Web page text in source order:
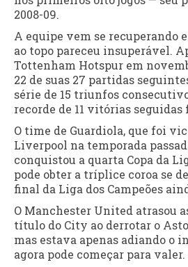
2008-09.
A equipe vem se recuperando
ao topo pareceu insuperável.
Tottenham Hotspur em
22 de suas 27 partidas
série de 15 triunfos
recorde de 11 vitórias seguidas
O time de Guardiola, que foi
Liverpool na temporada
conquistou a quarta Copa da
pode obter a tríplice coroa se
final da Liga dos Campeões
O Manchester United atrasou
título do City ao derrotar o
mas estava apenas adiando o
agora pode começar para valer.